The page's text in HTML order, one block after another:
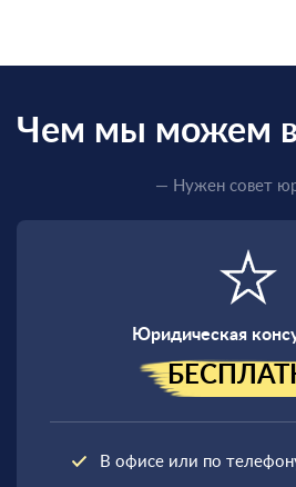
Чем мы можем
— Нужен совет
Юридическая
В офисе или по